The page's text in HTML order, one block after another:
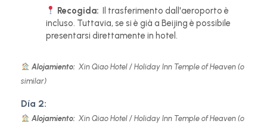
Recogida: Il trasferimento dall'aeroporto è
incluso. Tuttavia, se si è già a Beijing è possibile
presentarsi direttamente in hotel.
Alojamiento: Xin Qiao Hotel / Holiday Inn Temple of Heaven (o
similar)
Día 2:
Alojamiento: Xin Qiao Hotel / Holiday Inn Temple of Heaven (o